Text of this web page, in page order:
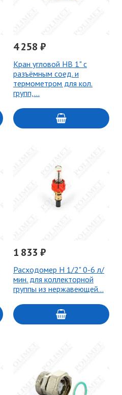
4 258 ₽
Кран угловой НВ 1" с
разъёмным соед. и
термометром для кол.
групп,…
1 833 ₽
Расходомер Н 1/2" 0-6 л/
мин. для коллекторной
группы из нержавеющей…